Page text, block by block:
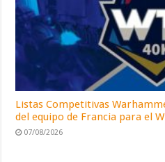
Listas Competitivas
del equipo de Francia para el
07/08/2026